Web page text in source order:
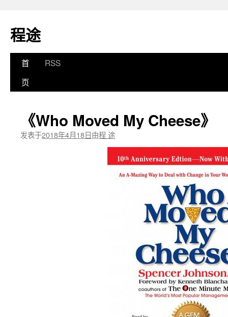
程途
跳首
页
RSS
《Who Moved My Cheese》
发表于2018年4月18日由程 途